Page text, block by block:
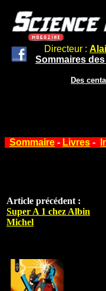
Directeur :
Sommaires
Des
Sommaire - Livres -
Article précédent :
Super A 1 chez Albin
Michel